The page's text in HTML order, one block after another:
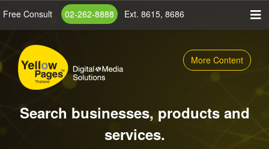
content
Free Consult 02-262-8888 Ext. 8615, 8686
More Content
Search businesses, products and
services.